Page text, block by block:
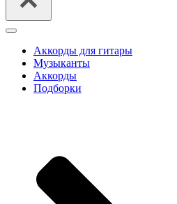
Меню
навигацииАккорды для гитары
Музыканты
Аккорды
Подборки